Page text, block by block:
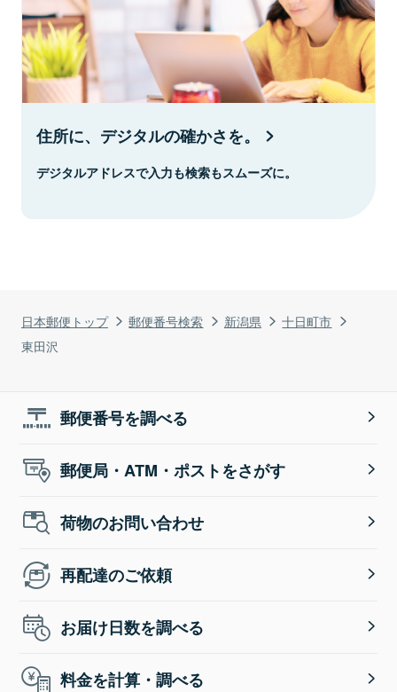
日本郵便トップ 郵便番号検索 新潟県
十日町市
東田沢
住所に、デジタルの確かさを。
デジタルアドレスで入力も検索もスムーズに。
郵便番号を調べる
郵便局・ATM・ポストをさがす
荷物のお問い合わせ
再配達のご依頼
お届け日数を調べる
料金を計算・調べる